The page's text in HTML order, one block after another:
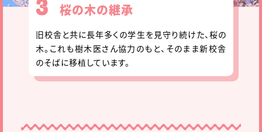
桜の木の継承
旧校舎と共に長年多くの学生を見守り続けた、桜の
木。これも樹木医さん協力のもと、そのまま新校舎
のそばに移植しています。